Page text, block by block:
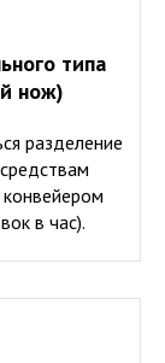
типа
нож)
разделение
в час).